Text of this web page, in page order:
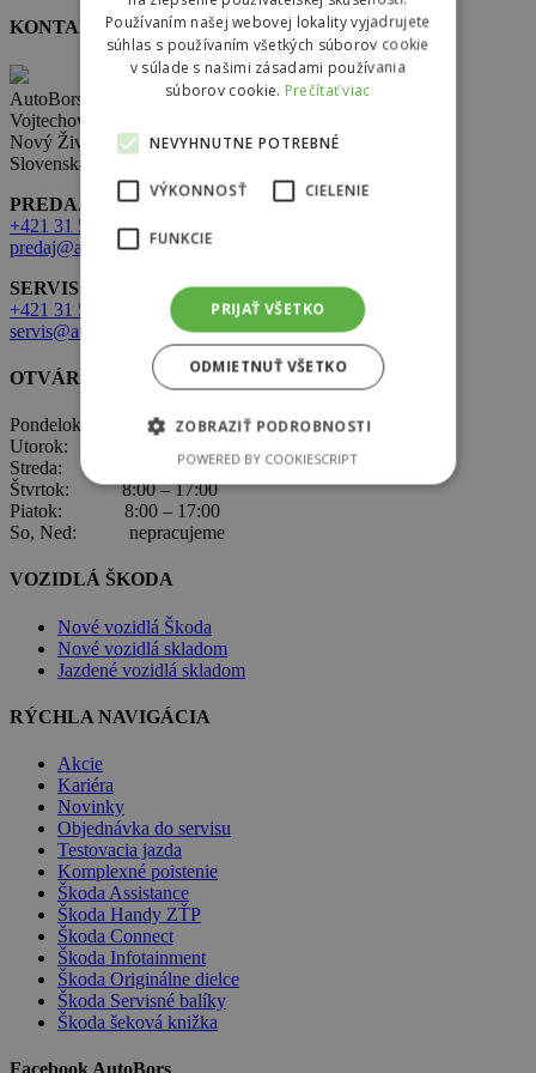
KONTAKT
AutoBors s.r.o.
Vojtechovce 321,
Nový Život 930 38
Slovenská republika
PREDAJ:
+421 31 569 2 502
predaj@autobors.sk
SERVIS:
+421 31 569 1 080
servis@autobors.sk
OTVÁRACIE HODINY
Pondelok: 8:00 – 17:00
Utorok: 8:00 – 17:00
Streda: 8:00 – 17:00
Štvrtok: 8:00 – 17:00
Piatok: 8:00 – 17:00
So, Ned: nepracujeme
VOZIDLÁ ŠKODA
Nové vozidlá Škoda
Nové vozidlá skladom
Jazdené vozidlá skladom
RÝCHLA NAVIGÁCIA
Akcie
Kariéra
Novinky
Objednávka do servisu
Testovacia jazda
Komplexné poistenie
Škoda Assistance
Škoda Handy ZŤP
Škoda Connect
Škoda Infotainment
Škoda Originálne dielce
Škoda Servisné balíky
Škoda šeková knižka
Používaním našej webovej lokality vyjadrujete
súhlas s používaním všetkých súborov cookie
v súlade s našimi zásadami používania
súborov cookie. Prečítať viac
NEVYHNUTNE POTREBNÉ
VÝKONNOSŤ CIELENIE
FUNKCIE
PRIJAŤ VŠETKO
ODMIETNUŤ VŠETKO
ZOBRAZIŤ PODROBNOSTI
POWERED BY COOKIESCRIPT